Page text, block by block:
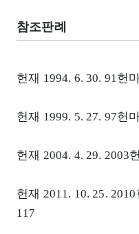
참조판례
헌재 1994. 6. 30. 91헌
헌재 1999. 5. 27. 97헌
헌재 2004. 4. 29. 2003
헌재 2011. 10. 25.
117